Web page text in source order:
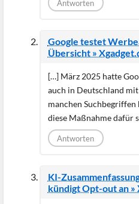
Antworten
Google testet
Übersicht »
[…] März 2025 hatte
auch in Deutschland
manchen
diese Maßnahme dafür
Antworten
KI-
kündigt Opt-out an »